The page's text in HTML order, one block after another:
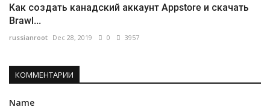
Как создать канадский аккаунт Appstore и скачать
Brawl...
russianroot Dec 28, 2019 0 3957
КОММЕНТАРИИ
Name